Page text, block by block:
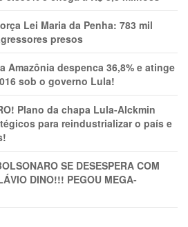
Lei Maria da Penha: 783 mil
presos
Amazônia despenca 36,8% e atinge
sob o governo Lula!
Plano da chapa Lula-Alckmin
para reindustrializar o país e
SE DESESPERA COM
DINO!!! PEGOU MEGA-